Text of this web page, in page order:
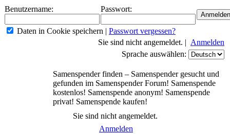
Benutzername: Passwort:
Daten in Cookie speichern | Passwort vergessen?
Sie sind nicht angemeldet. | Anmelden
Sprache auswählen:
Samenspender finden – Samenspender gesucht und
gefunden im Samenspender Forum! Samenspende
kostenlos! Samenspende anonym! Samenspende
privat! Samenspende kaufen!
Sie sind nicht angemeldet.
Anmelden